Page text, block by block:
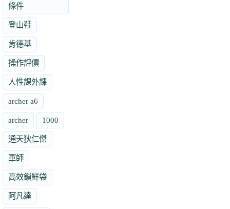
條件
登山鞋
肯德基
操作評價
人性課外課
archer a6
archer 1000
通天狄仁傑
軍師
高效鎖鮮袋
阿凡達